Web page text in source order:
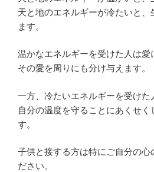
天と地のエネルギーが冷たいと、
ます。
温かなエネルギーを受けた人は愛
その愛を周りにも分け与えます。
一方、冷たいエネルギーを受けた
自分の温度を守ることにあくせく
す。
子供と接する方は特にご自分の心
ださい。